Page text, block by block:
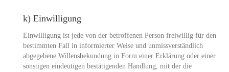
k) Einwilligung
Einwilligung ist jede von der betroffenen Person freiwillig für den
bestimmten Fall in informierter Weise und unmissverständlich
abgegebene Willensbekundung in Form einer Erklärung oder einer
sonstigen eindeutigen bestätigenden Handlung, mit der die